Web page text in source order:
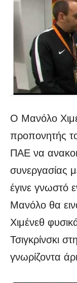
Ο Μανόλο
προπονητής
ΠΑΕ να
συνεργασίας
έγινε γνωστό
Μανόλο θα
Χιμένεθ
Τσιγκρίνσκι
γνωρίζοντα